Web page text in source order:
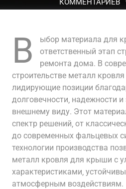
КОММЕНТАРИЕВ
В
ыбор материала для
ответственный этап
ремонта дома. В
строительстве металл
лидирующие позиции
долговечности‚ надежности
внешнему виду. Этот
спектр решений‚ от
до современных фальцевых
технологии производства
металл кровля для крыши с
характеристиками‚
атмосферным воздействиям.